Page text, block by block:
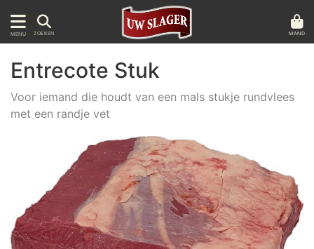
MENU ZOEKEN MAND
Entrecote Stuk
Voor iemand die houdt van een mals stukje rundvlees
met een randje vet